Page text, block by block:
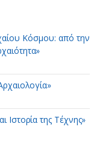
Κόσμου: από την
Ιστορία της Τέχνης»